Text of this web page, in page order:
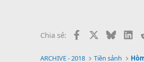
Chia sẻ: Facebook Bluesky
ARCHIVE - 2018 Tiền sảnh